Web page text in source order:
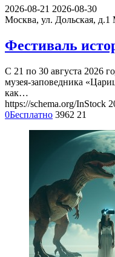
2026-08-21 2026-08-30
Москва, ул. Дольская, д.1
Фестиваль
С 21 по 30 августа 2026
музея-заповедника
как…
https://schema.org/InStock
0Бесплатно 3962 21